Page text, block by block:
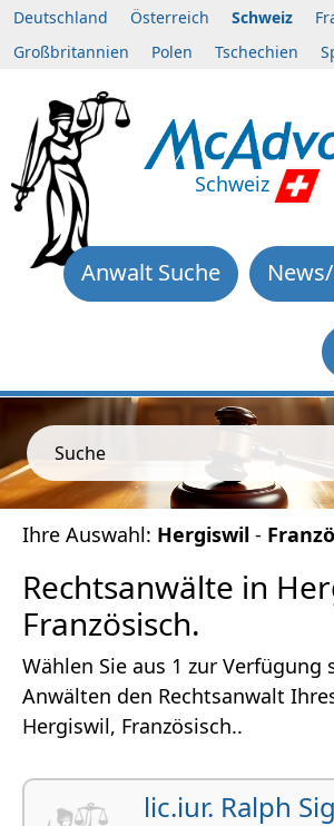
Deutschland Österreich Schweiz
Großbritannien
Polen Tschechien
Schweiz
Anwalt Suche
Suche
Ihre Auswahl: Hergiswil -
Rechtsanwälte in
Französisch.
Wählen Sie aus 1 zur Verfügung
Anwälten den Rechtsanwalt
Hergiswil, Französisch..
lic.iur. Ralph